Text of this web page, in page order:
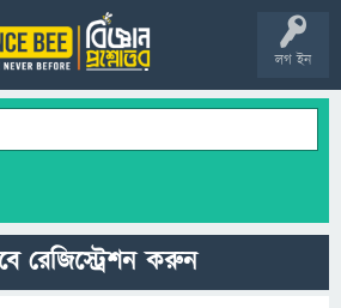
লগ ইন
রেজিস্ট্রেশন করুন